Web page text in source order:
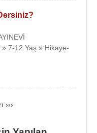
Kıbrıs Destanı
» 7-12 Yaş » Hikaye-
›››